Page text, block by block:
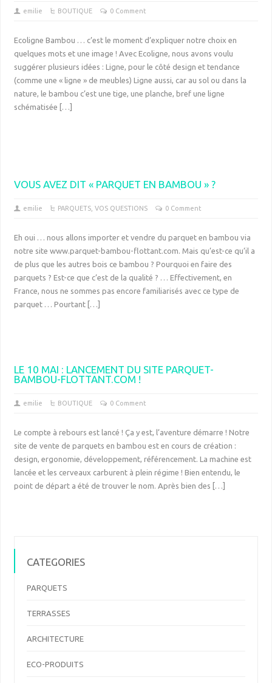
emilie BOUTIQUE 0 Comment
Ecoligne Bambou … c’est le moment d’expliquer notre choix en
quelques mots et une image ! Avec Ecoligne, nous avons voulu
suggérer plusieurs idées : Ligne, pour le côté design et tendance
(comme une « ligne » de meubles) Ligne aussi, car au sol ou dans la
nature, le bambou c’est une tige, une planche, bref une ligne
schématisée […]
VOUS AVEZ DIT « PARQUET EN BAMBOU » ?
emilie PARQUETS ,VOS QUESTIONS 0 Comment
Eh oui … nous allons importer et vendre du parquet en bambou via
notre site www.parquet-bambou-flottant.com. Mais qu’est-ce qu’il a
de plus que les autres bois ce bambou ? Pourquoi en faire des
parquets ? Est-ce que c’est de la qualité ? … Effectivement, en
France, nous ne sommes pas encore familiarisés avec ce type de
parquet … Pourtant […]
LE 10 MAI : LANCEMENT DU SITE PARQUET-
BAMBOU-FLOTTANT.COM !
emilie BOUTIQUE 0 Comment
Le compte à rebours est lancé ! Ça y est, l’aventure démarre ! Notre
site de vente de parquets en bambou est en cours de création :
design, ergonomie, développement, référencement. La machine est
lancée et les cerveaux carburent à plein régime ! Bien entendu, le
point de départ a été de trouver le nom. Après bien des […]
CATEGORIES
PARQUETS
TERRASSES
ARCHITECTURE
ECO-PRODUITS